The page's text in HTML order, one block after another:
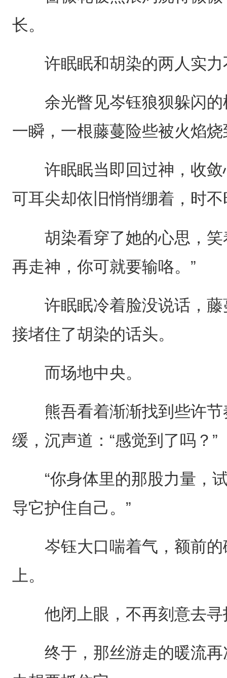
长。
许眠眠和胡染的两人实力
余光瞥见岑钰狼狈躲闪的
一瞬，一根藤蔓险些被火焰烧
许眠眠当即回过神，收敛
可耳尖却依旧悄悄绷着，时
胡染看穿了她的心思，笑
再走神，你可就要输咯。”
许眠眠冷着脸没说话，藤
接堵住了胡染的话头。
而场地中央。
熊吾看着渐渐找到些许节
缓，沉声道：“感觉到了吗？”
“你身体里的那股力量，试
导它护住自己。”
岑钰大口喘着气，额前的
上。
他闭上眼，不再刻意去寻
终于，那丝游走的暖流再